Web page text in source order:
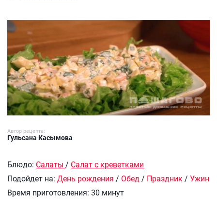
Салат из авокадо и креветок
Автор рецепта:
Гульсана Касымова
Блюдо: Салаты / Салат с креветками
Подойдет на: День рождения / Обед/ Праздник/ Ужин
Время приготовления: 30 минут